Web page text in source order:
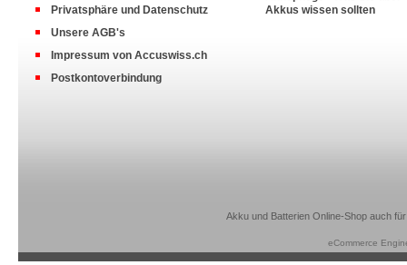
Privatsphäre und Datenschutz
Unsere AGB's
Impressum von Accuswiss.ch
Postkontoverbindung
Akkus wissen sollten
Akku und Batterien Online-Shop auch
eCommerce